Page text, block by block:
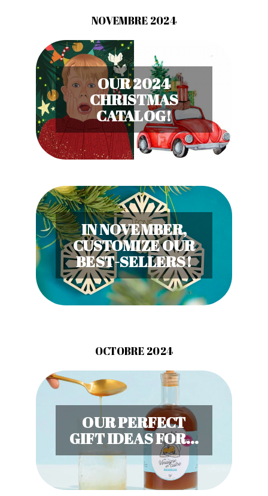
NOVEMBRE 2024
OUR 2024
CHRISTMAS
CATALOG!
IN NOVEMBER,
CUSTOMIZE OUR
BEST-SELLERS!
OCTOBRE 2024
OUR PERFECT
GIFT IDEAS FOR...